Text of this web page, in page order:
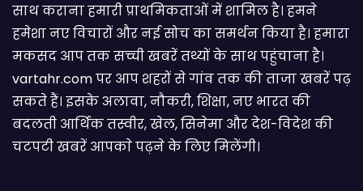
साथ कराना हमारी प्राथमिकताओं में शामिल है। हमने
हमेशा नए विचारों और नई सोच का समर्थन किया है। हमारा
मकसद आप तक सच्ची खबरें तथ्यों के साथ पहुंचाना है।
vartahr.com पर आप शहरों से गांव तक की ताजा खबरें पढ़
सकते हैं। इसके अलावा, नौकरी, शिक्षा, नए भारत की
बदलती आर्थिक तस्वीर, खेल, सिनेमा और देश-विदेश की
चटपटी खबरें आपकाे पढ़ने के लिए मिलेंगी।